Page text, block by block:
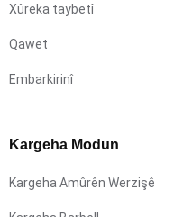
Xûreka taybetî
Qawet
Embarkirinî
Kargeha Modun
Kargeha Amûrên Werzişê